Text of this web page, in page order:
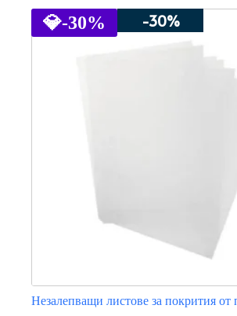
has
multiple
💎-30% -30%
Незалепващи листове за покрития от